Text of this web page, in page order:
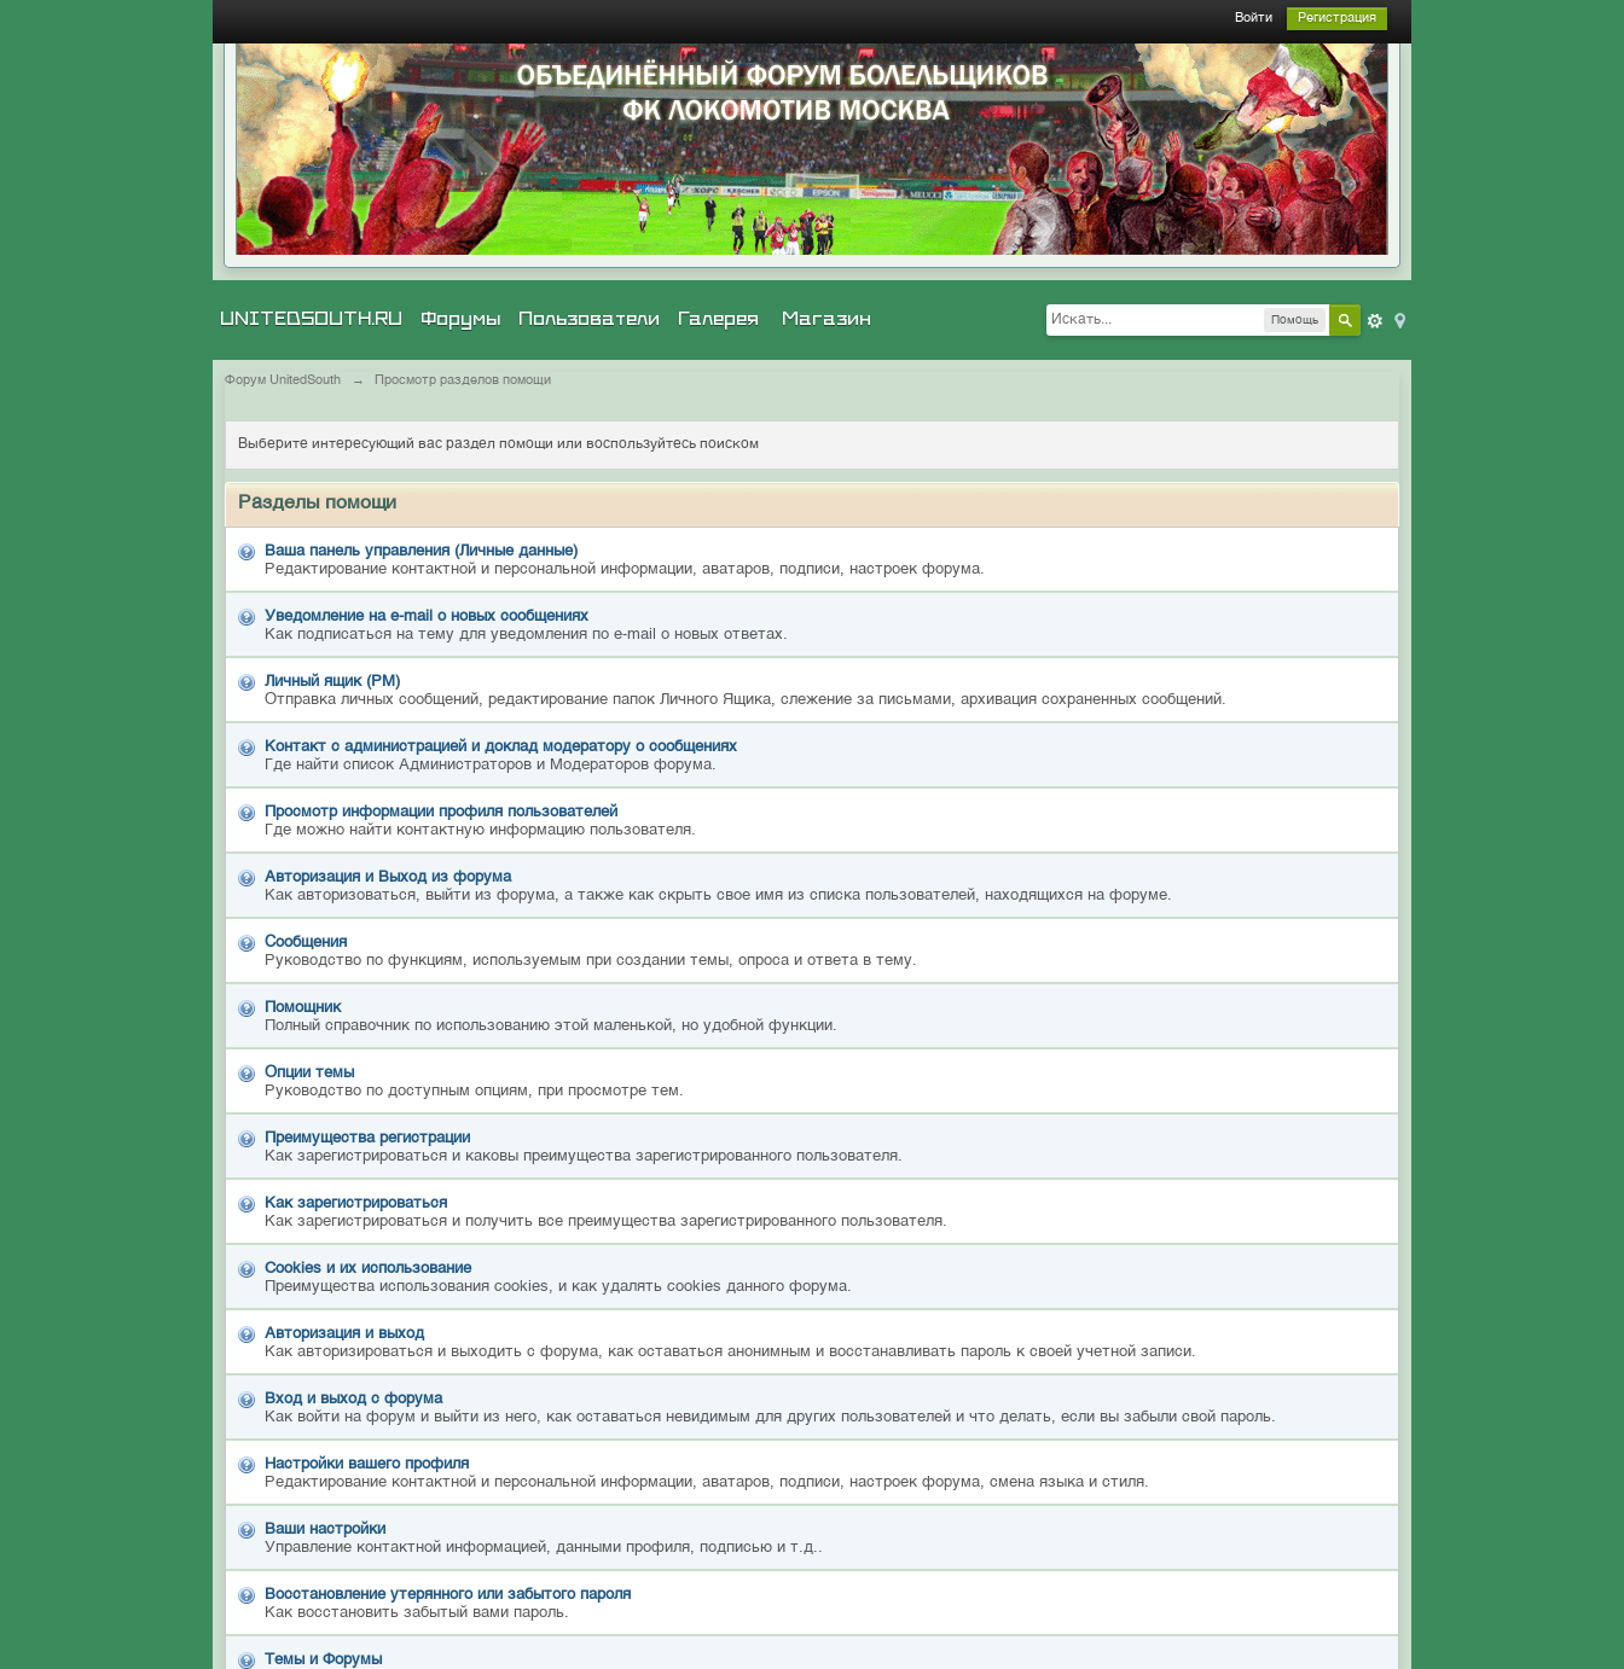
Войти Регистрация
Помощь
UNITEDSOUTH.RU Галерея Магазин
Форумы Пользователи
Форум UnitedSouth → Просмотр разделов помощи
Выберите интересующий вас раздел помощи или воспользуйтесь поиском
Разделы помощи
Ваша панель управления (Личные данные)
Редактирование контактной и персональной информации, аватаров, подписи, настроек форума.
Уведомление на e-mail о новых сообщениях
Как подписаться на тему для уведомления по e-mail о новых ответах.
Личный ящик (PM)
Отправка личных сообщений, редактирование папок Личного Ящика, слежение за письмами, архивация сохраненных сообщений.
Контакт с администрацией и доклад модератору о сообщениях
Где найти список Администраторов и Модераторов форума.
Просмотр информации профиля пользователей
Где можно найти контактную информацию пользователя.
Авторизация и Выход из форума
Как авторизоваться, выйти из форума, а также как скрыть свое имя из списка пользователей, находящихся на форуме.
Сообщения
Руководство по функциям, используемым при создании темы, опроса и ответа в тему.
Помощник
Полный справочник по использованию этой маленькой, но удобной функции.
Опции темы
Руководство по доступным опциям, при просмотре тем.
Преимущества регистрации
Как зарегистрироваться и каковы преимущества зарегистрированного пользователя.
Как зарегистрироваться
Как зарегистрироваться и получить все преимущества зарегистрированного пользователя.
Cookies и их использование
Преимущества использования cookies, и как удалять cookies данного форума.
Авторизация и выход
Как авторизироваться и выходить с форума, как оставаться анонимным и восстанавливать пароль к своей учетной записи.
Вход и выход с форума
Как войти на форум и выйти из него, как оставаться невидимым для других пользователей и что делать, если вы забыли свой пароль.
Настройки вашего профиля
Редактирование контактной и персональной информации, аватаров, подписи, настроек форума, смена языка и стиля.
Ваши настройки
Управление контактной информацией, данными профиля, подписью и т.д..
Восстановление утерянного или забытого пароля
Как восстановить забытый вами пароль.
Темы и Форумы